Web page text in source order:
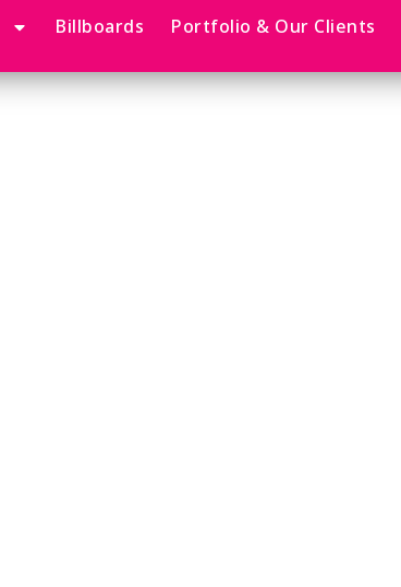
Billboards Portfolio & Our Clients